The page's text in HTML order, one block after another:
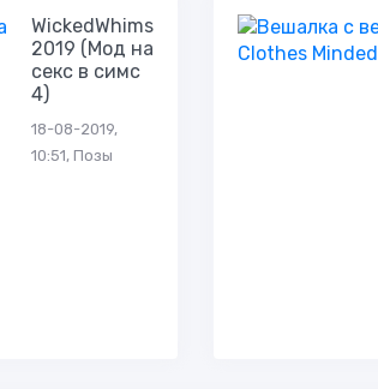
WickedWhims
2019 (Мод на
секс в симс
4)
18-08-2019,
10:51, Позы